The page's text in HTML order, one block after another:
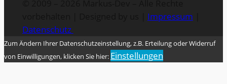
Impressum
Datenschutz
Zum Ändern Ihrer Datenschutzeinstellung, z.B. Erteilung oder Widerruf
von Einwilligungen, klicken Sie hier: Einstellungen